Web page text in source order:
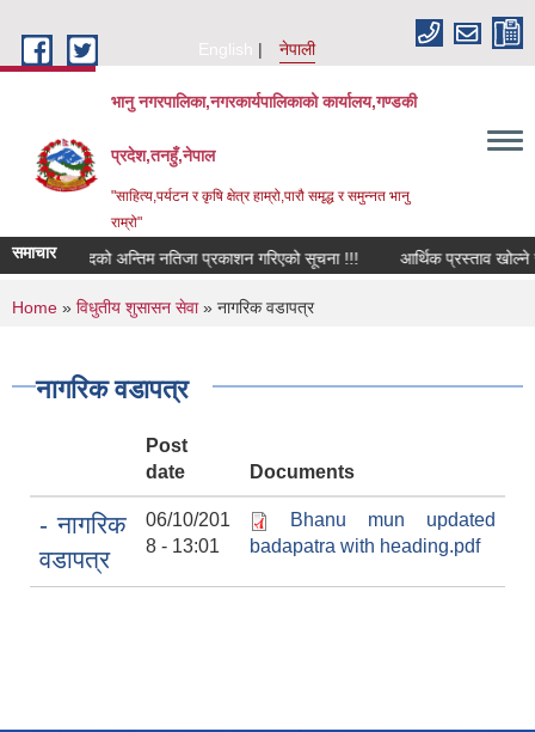
English
नेपाली
भानु नगरपालिका,नगरकार्यपालिकाको कार्यालय,गण्डकी
प्रदेश,तनहुँ,नेपाल
"साहित्य,पर्यटन र कृषि क्षेत्र हाम्रो,पारौ समृद्ध र समुन्नत भानु
राम्रो"
समाचार पदको अन्तिम नतिजा प्रकाशन गरिएको सूचना !!! आर्थिक प्रस्ताव खोल्ने
You are here
Home » विधुतीय शुसासन सेवा» नागरिक वडापत्र
नागरिक वडापत्र
Post
date
Documents
- नागरिक
वडापत्र
06/10/201
8 - 13:01
Bhanu mun updated
badapatra with heading.pdf